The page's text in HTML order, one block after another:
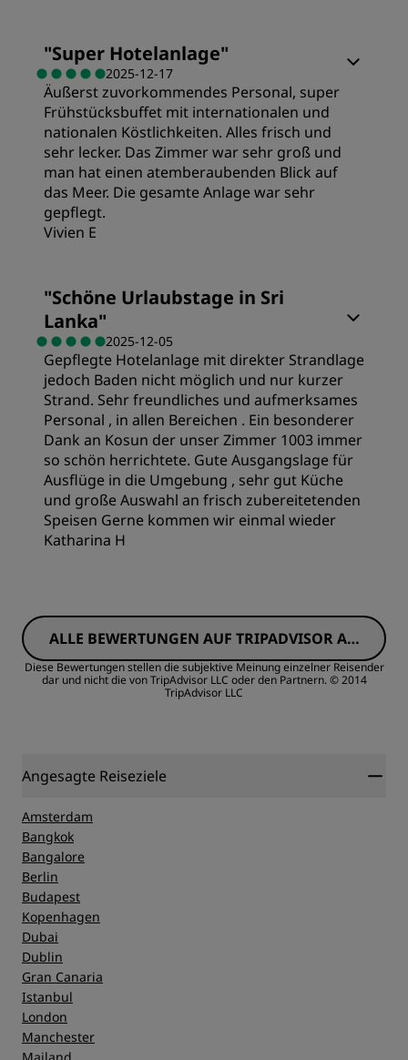
Preis/Leistung
Schlafqualität
Lage
Service
"Super Hotelanlage"
2025-12-17
Äußerst zuvorkommendes Personal, super
Frühstücksbuffet mit internationalen und
nationalen Köstlichkeiten. Alles frisch und
sehr lecker. Das Zimmer war sehr groß und
man hat einen atemberaubenden Blick auf
das Meer. Die gesamte Anlage war sehr
gepflegt.
Vivien E
"Schöne Urlaubstage in Sri
Lanka"
2025-12-05
Gepflegte Hotelanlage mit direkter Strandlage
jedoch Baden nicht möglich und nur kurzer
Strand. Sehr freundliches und aufmerksames
Personal , in allen Bereichen . Ein besonderer
Dank an Kosun der unser Zimmer 1003 immer
so schön herrichtete. Gute Ausgangslage für
Ausflüge in die Umgebung , sehr gut Küche
und große Auswahl an frisch zubereitetenden
Speisen Gerne kommen wir einmal wieder
Katharina H
Preis/Leistung
Sauberkeit
Service
ALLE BEWERTUNGEN AUF TRIPADVISOR AN
ZEIGEN
Diese Bewertungen stellen die subjektive Meinung einzelner Reisender
dar und nicht die von TripAdvisor LLC oder den Partnern. © 2014
TripAdvisor LLC
Angesagte Reiseziele
Amsterdam
Bangkok
Bangalore
Berlin
Budapest
Kopenhagen
Dubai
Dublin
Gran Canaria
Istanbul
London
Manchester